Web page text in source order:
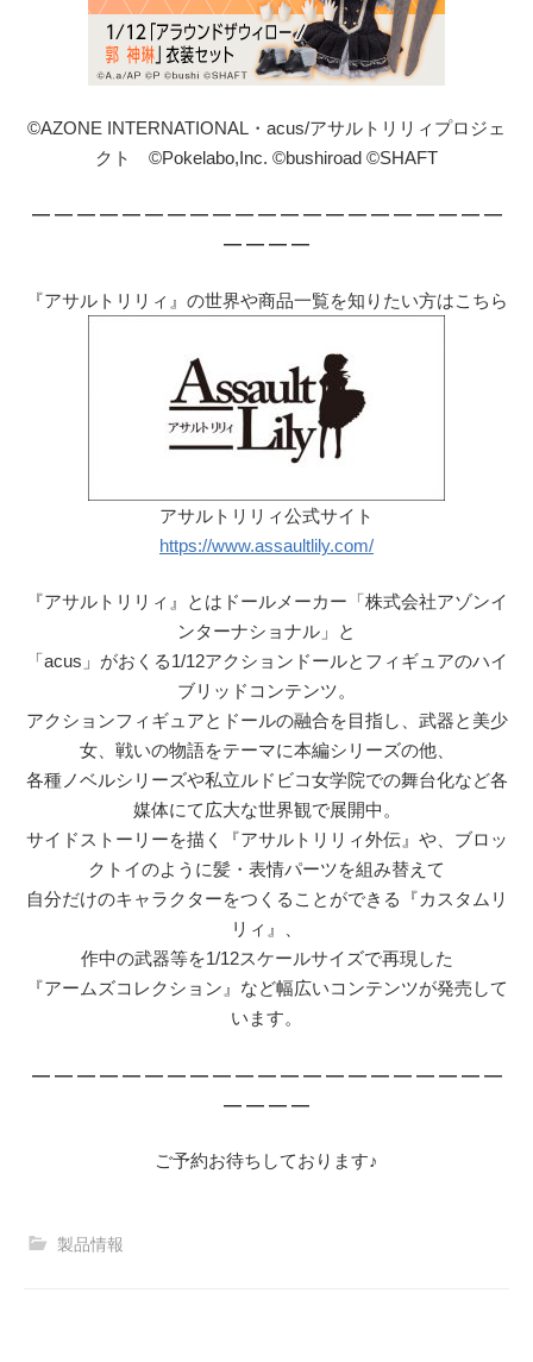
©AZONE INTERNATIONAL・acus/アサルトリリィプロジェ
クト ©Pokelabo,Inc. ©bushiroad ©SHAFT
— — — — — — — — — — — — — — — — — — — — —
— — — —
『アサルトリリィ』の世界や商品一覧を知りたい方はこちら
アサルトリリィ公式サイト
https://www.assaultlily.com/
『アサルトリリィ』とはドールメーカー「株式会社アゾンイ
ンターナショナル」と
「acus」がおくる1/12アクションドールとフィギュアのハイ
ブリッドコンテンツ。
アクションフィギュアとドールの融合を目指し、武器と美少
女、戦いの物語をテーマに本編シリーズの他、
各種ノベルシリーズや私立ルドビコ女学院での舞台化など各
媒体にて広大な世界観で展開中。
サイドストーリーを描く『アサルトリリィ外伝』や、ブロッ
クトイのように髪・表情パーツを組み替えて
自分だけのキャラクターをつくることができる『カスタムリ
リィ』、
作中の武器等を1/12スケールサイズで再現した
『アームズコレクション』など幅広いコンテンツが発売して
います。
— — — — — — — — — — — — — — — — — — — — —
— — — —
ご予約お待ちしております♪
製品情報